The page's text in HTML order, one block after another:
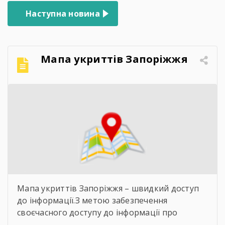
Наступна новина
Мапа укриттів Запоріжжя
Мапа укриттів Запоріжжя – швидкий доступ
до інформації.З метою забезпечення
своєчасного доступу до інформації про